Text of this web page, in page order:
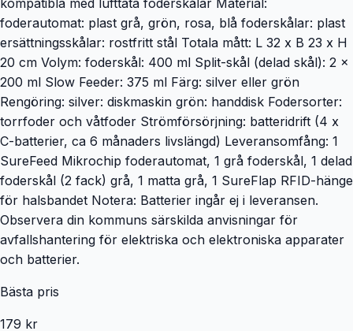
foderautomat: plast grå, grön, rosa, blå foderskålar: plast
ersättningsskålar: rostfritt stål Totala mått: L 32 x B 23 x H
20 cm Volym: foderskål: 400 ml Split-skål (delad skål): 2 x
200 ml Slow Feeder: 375 ml Färg: silver eller grön
Rengöring: silver: diskmaskin grön: handdisk Fodersorter:
torrfoder och våtfoder Strömförsörjning: batteridrift (4 x
C-batterier, ca 6 månaders livslängd) Leveransomfång: 1
SureFeed Mikrochip foderautomat, 1 grå foderskål, 1 delad
foderskål (2 fack) grå, 1 matta grå, 1 SureFlap RFID-hänge
för halsbandet Notera: Batterier ingår ej i leveransen.
Observera din kommuns särskilda anvisningar för
avfallshantering för elektriska och elektroniska apparater
och batterier.
Bästa pris
179 kr